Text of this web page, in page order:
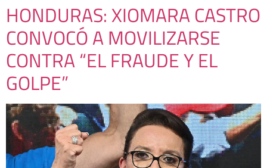
HONDURAS: XIOMARA CASTRO
CONVOCÓ A MOVILIZARSE
CONTRA “EL FRAUDE Y EL
GOLPE”